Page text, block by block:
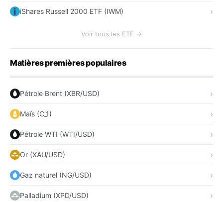
iShares Russell 2000 ETF (IWM)
Voir tous les ETF →
Matières premières populaires
Pétrole Brent (XBR/USD)
Maïs (C_1)
Pétrole WTI (WTI/USD)
Or (XAU/USD)
Gaz naturel (NG/USD)
Palladium (XPD/USD)